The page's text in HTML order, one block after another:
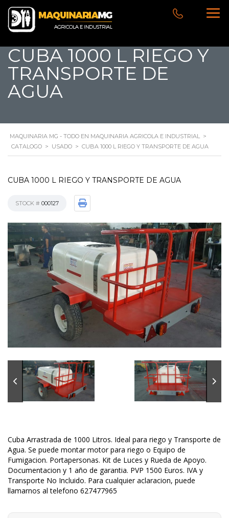
CUBA 1000 L RIEGO Y
TRANSPORTE DE
AGUA
MAQUINARIA MG - TODO EN MAQUINARIA AGRICOLA E INDUSTRIAL >
CATALOGO > USADO > CUBA 1000 L RIEGO Y TRANSPORTE DE AGUA
CUBA 1000 L RIEGO Y TRANSPORTE DE AGUA
STOCK # 000127
Cuba Arrastrada de 1000 Litros. Ideal para riego y Transporte de
Agua. Se puede montar motor para riego o Equipo de
Fumigacion. Portapersonas. Kit de Luces y Rueda de Apoyo.
Documentacion y 1 año de garantia. PVP 1500 Euros. IVA y
Transporte No Incluido. Para cualquier aclaracion, puede
llamarnos al telefono 627477965